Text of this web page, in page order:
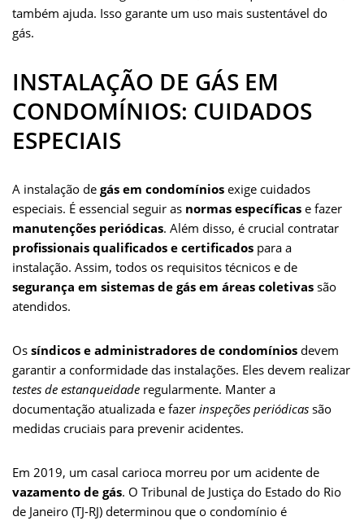
também ajuda. Isso garante um uso mais sustentável do
gás.
INSTALAÇÃO DE GÁS EM
CONDOMÍNIOS: CUIDADOS
ESPECIAIS
A instalação de gás em condomínios exige cuidados
especiais. É essencial seguir as normas específicas e fazer
manutenções periódicas. Além disso, é crucial contratar
profissionais qualificados e certificados para a
instalação. Assim, todos os requisitos técnicos e de
segurança em sistemas de gás em áreas coletivas são
atendidos.
Os síndicos e administradores de condomínios devem
garantir a conformidade das instalações. Eles devem realizar
testes de estanqueidade regularmente. Manter a
documentação atualizada e fazer inspeções periódicas são
medidas cruciais para prevenir acidentes.
Em 2019, um casal carioca morreu por um acidente de
vazamento de gás. O Tribunal de Justiça do Estado do Rio
de Janeiro (TJ-RJ) determinou que o condomínio é